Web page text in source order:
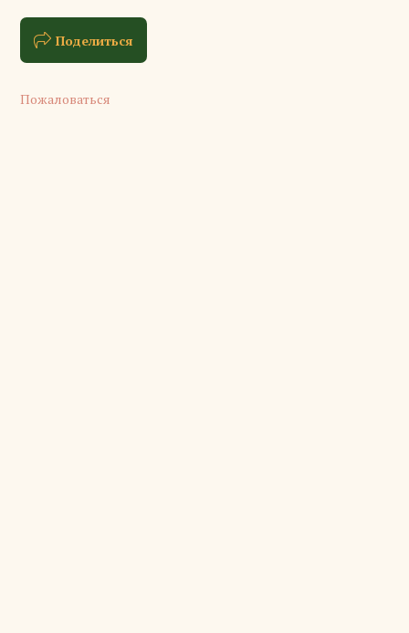
Поделиться
Пожаловаться